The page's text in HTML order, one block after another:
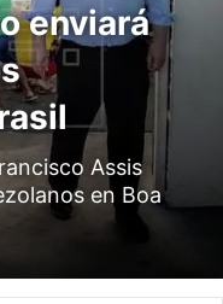
enviará
Assis
en Boa